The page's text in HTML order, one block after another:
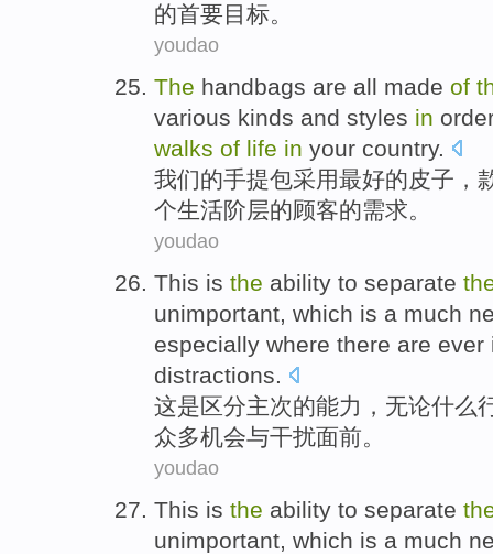
的首要目标。
youdao
The handbags are all made of
various kinds and styles in
walks of life in your country.
我们的手提包采用最好的皮子 ，
个生活阶层的顾客的需求。
youdao
This is the ability to separate
unimportant, which is a much
especially where there are
distractions.
这是区分主次的能力 ，无论什么
众多机会与干扰面前。
youdao
This is the ability to separate
unimportant, which is a much